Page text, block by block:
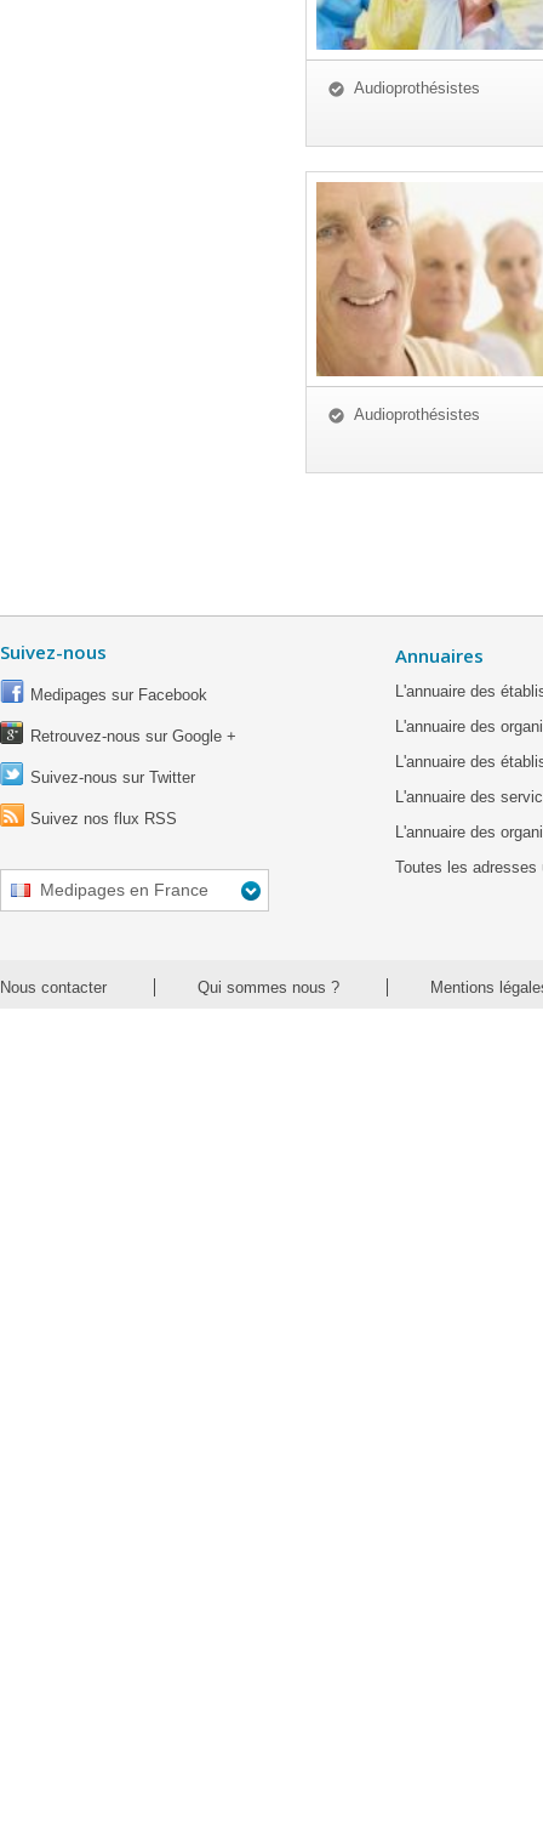
Audioprothésistes
Audioprothésistes
Suivez-nous
Medipages sur Facebook
Retrouvez-nous sur Google +
Suivez-nous sur Twitter
Suivez nos flux RSS
Medipages en France
Annuaires
L'annuaire des
L'annuaire des
L'annuaire des
L'annuaire des
L'annuaire des
Toutes les adresses
Nous contacter Qui sommes nous ? Mentions